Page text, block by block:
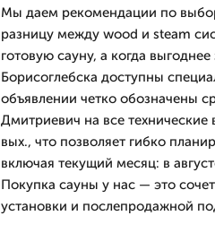
Мы даем рекомендации по
разницу между wood и steam
готовую сауну, а когда
Борисоглебска доступны
объявлении четко обозначены
Дмитриевич на все
вых., что позволяет гибко
включая текущий месяц: в
Покупка сауны у нас — это
установки и послепродажной